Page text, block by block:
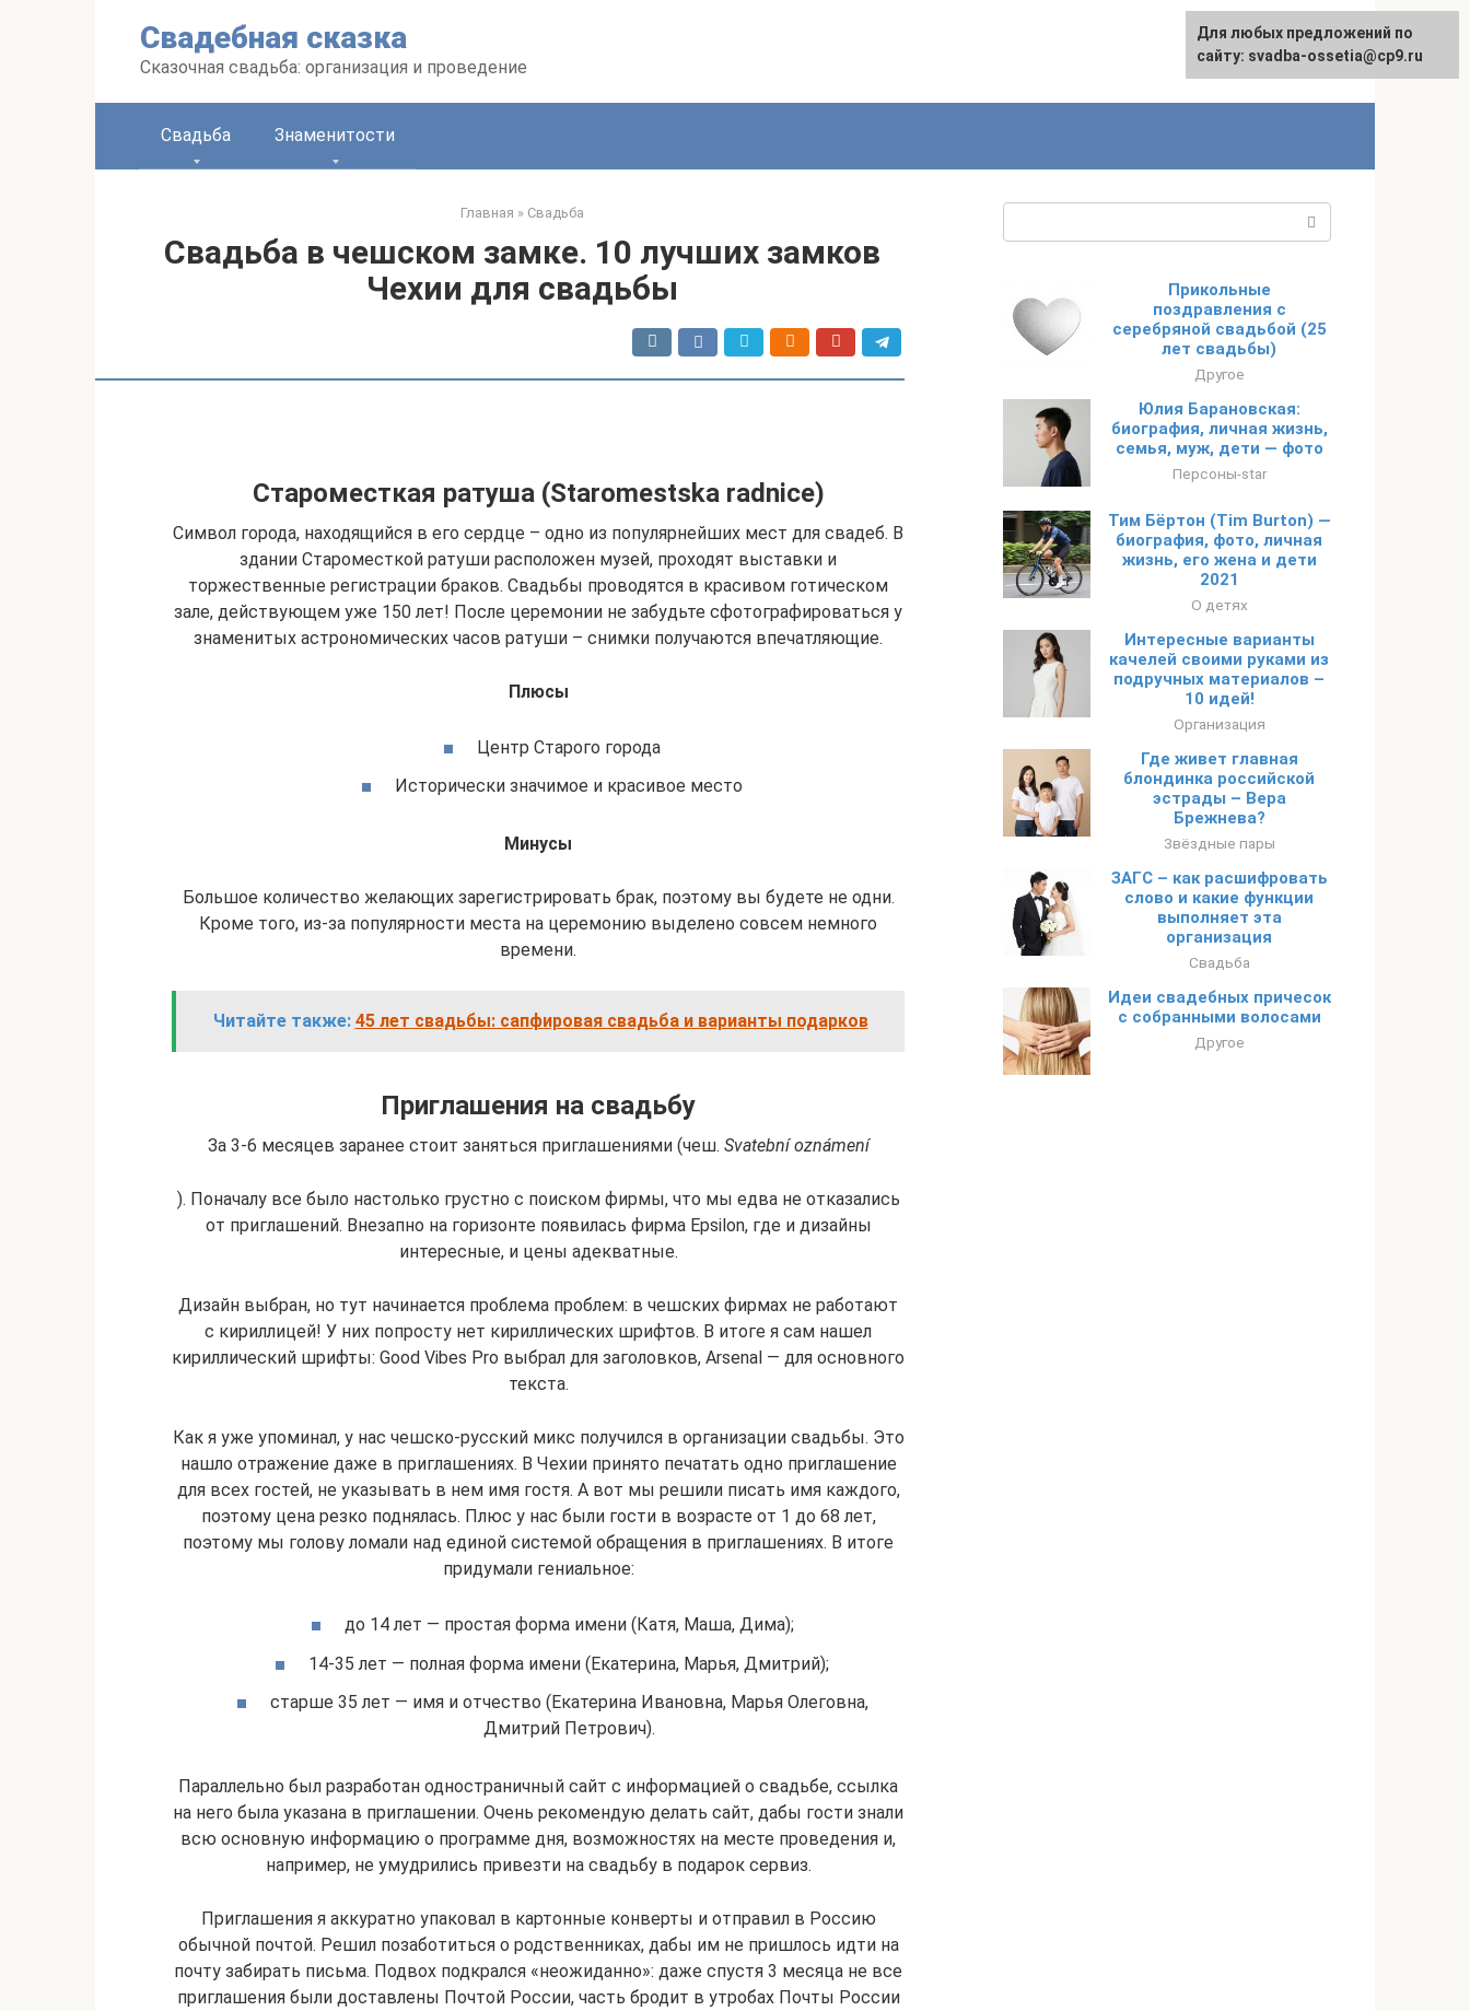
Свадебная сказка
Сказочная свадьба: организация и проведение
Свадьба Знаменитости
Главная » Свадьба
Свадьба в чешском замке. 10 лучших замков
Чехии для свадьбы
Староместкая ратуша (Staromestska radnice)
Символ города, находящийся в его сердце – одно из популярнейших мест для свадеб. В
здании Староместкой ратуши расположен музей, проходят выставки и
торжественные регистрации браков. Свадьбы проводятся в красивом готическом
зале, действующем уже 150 лет! После церемонии не забудьте сфотографироваться у
знаменитых астрономических часов ратуши – снимки получаются впечатляющие.
Плюсы
Центр Старого города
Исторически значимое и красивое место
Минусы
Большое количество желающих зарегистрировать брак, поэтому вы будете не одни.
Кроме того, из-за популярности места на церемонию выделено совсем немного
времени.
Читайте также: 45 лет свадьбы: сапфировая свадьба и варианты подарков
Приглашения на свадьбу
За 3-6 месяцев заранее стоит заняться приглашениями (чеш. Svatební oznámení
). Поначалу все было настолько грустно с поиском фирмы, что мы едва не отказались
от приглашений. Внезапно на горизонте появилась фирма Epsilon, где и дизайны
интересные, и цены адекватные.
Дизайн выбран, но тут начинается проблема проблем: в чешских фирмах не работают
с кириллицей! У них попросту нет кириллических шрифтов. В итоге я сам нашел
кириллический шрифты: Good Vibes Pro выбрал для заголовков, Arsenal — для основного
текста.
Как я уже упоминал, у нас чешско-русский микс получился в организации свадьбы. Это
нашло отражение даже в приглашениях. В Чехии принято печатать одно приглашение
для всех гостей, не указывать в нем имя гостя. А вот мы решили писать имя каждого,
поэтому цена резко поднялась. Плюс у нас были гости в возрасте от 1 до 68 лет,
поэтому мы голову ломали над единой системой обращения в приглашениях. В итоге
придумали гениальное:
до 14 лет — простая форма имени (Катя, Маша, Дима);
14-35 лет — полная форма имени (Екатерина, Марья, Дмитрий);
старше 35 лет — имя и отчество (Екатерина Ивановна, Марья Олеговна,
Дмитрий Петрович).
Параллельно был разработан одностраничный сайт с информацией о свадьбе, ссылка
на него была указана в приглашении. Очень рекомендую делать сайт, дабы гости знали
всю основную информацию о программе дня, возможностях на месте проведения и,
например, не умудрились привезти на свадьбу в подарок сервиз.
Приглашения я аккуратно упаковал в картонные конверты и отправил в Россию
обычной почтой. Решил позаботиться о родственниках, дабы им не пришлось идти на
почту забирать письма. Подвох подкрался «неожиданно»: даже спустя 3 месяца не все
приглашения были доставлены Почтой России, часть бродит в утробах Почты России
Прикольные
поздравления с
серебряной свадьбой (25
лет свадьбы)
Другое
Юлия Барановская:
биография, личная жизнь,
семья, муж, дети — фото
Персоны-star
Тим Бёртон (Tim Burton) —
биография, фото, личная
жизнь, его жена и дети
2021
О детях
Интересные варианты
качелей своими руками из
подручных материалов –
10 идей!
Организация
Где живет главная
блондинка российской
эстрады – Вера
Брежнева?
Звёздные пары
ЗАГС – как расшифровать
слово и какие функции
выполняет эта
организация
Свадьба
Идеи свадебных причесок
с собранными волосами
Другое
Для любых предложений по
сайту: svadba-ossetia@cp9.ru